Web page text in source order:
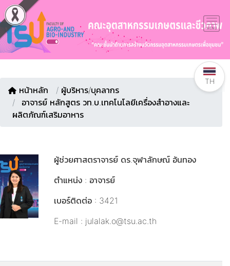
หน้าหลัก / ผู้บริหาร/บุคลากร
อาจารย์ หลักสูตร วท.บ.เทคโนโลยีเครื่องสำอางและ
ผลิตภัณฑ์เสริมอาหาร
ผู้ช่วยศาสตราจารย์ ดร.จุฬาลักษณ์ อ้นทอง
ตำแหน่ง : อาจารย์
เบอร์ติดต่อ : 3421
E-mail : julalak.o@tsu.ac.th
TH